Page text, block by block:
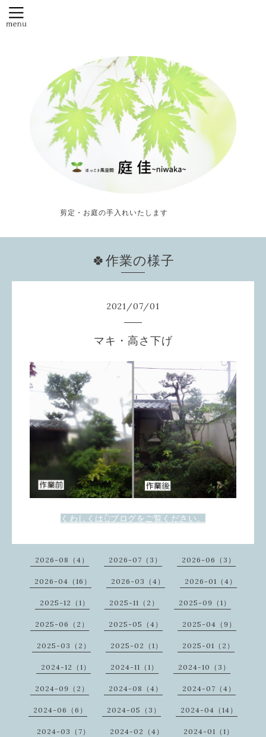
剪定・お庭の手入れいたします
🍀作業の様子
2021/07/01
マキ・高さ下げ
くわしくは👆ブログをご覧ください。
2026-08（4） 2026-07（3） 2026-06（3）
2026-04（16） 2026-03（4） 2026-01（4）
2025-12（1） 2025-11（2） 2025-09（1）
2025-06（2） 2025-05（4） 2025-04（9）
2025-03（2） 2025-02（1） 2025-01（2）
2024-12（1） 2024-11（1） 2024-10（3）
2024-09（2） 2024-08（4） 2024-07（4）
2024-06（6） 2024-05（3） 2024-04（14）
2024-03（7） 2024-02（4） 2024-01（1）